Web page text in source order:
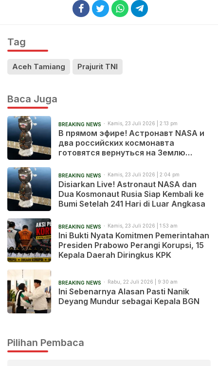
Tag
Aceh Tamiang Prajurit TNI
Baca Juga
BREAKING NEWS Kamis, 23 Juli 2026 | 2:13 pm
В прямом эфире! Астронавт NASA и
два российских космонавта
готовятся вернуться на Землю
BREAKING NEWS Kamis, 23 Juli 2026 | 2:04 pm
Disiarkan Live! Astronaut NASA dan
Dua Kosmonaut Rusia Siap Kembali ke
Bumi Setelah 241 Hari di Luar Angkasa
BREAKING NEWS Kamis, 23 Juli 2026 | 1:53 am
Ini Bukti Nyata Komitmen Pemerintahan
Presiden Prabowo Perangi Korupsi, 15
Kepala Daerah Diringkus KPK
BREAKING NEWS Rabu, 22 Juli 2026 | 9:30 am
Ini Sebenarnya Alasan Pasti Nanik
Deyang Mundur sebagai Kepala BGN
Pilihan Pembaca